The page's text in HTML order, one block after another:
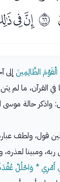
ﱁ
الظَّالِمِينَ إلى
في القرآن، ما
واذكر حالة
قول، ولطف
ومبينا لعذره،
* وَاحْلُلْ